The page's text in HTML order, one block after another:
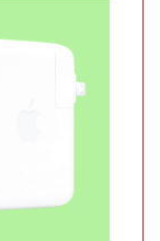
dây cáp